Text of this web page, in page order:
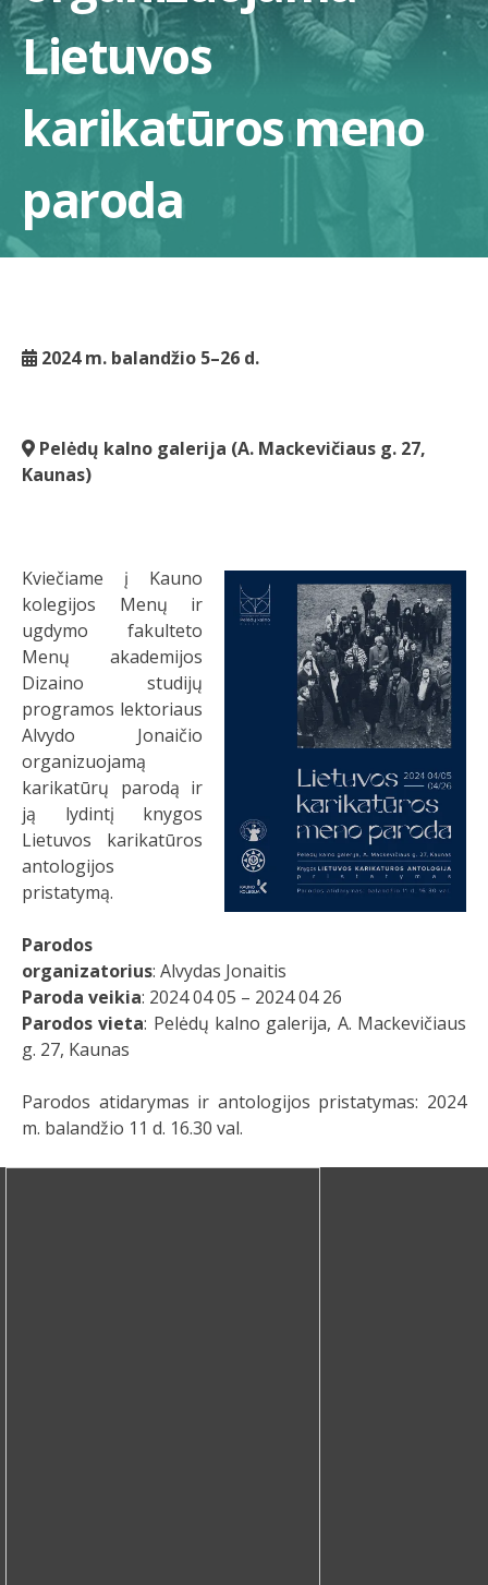
Lietuvos
karikatūros meno
paroda
2024 m. balandžio 5–26 d.
Pelėdų kalno galerija (A. Mackevičiaus g. 27,
Kaunas)
Kviečiame į Kauno
kolegijos Menų ir
ugdymo fakulteto
Menų akademijos
Dizaino studijų
programos lektoriaus
Alvydo Jonaičio
organizuojamą
karikatūrų parodą ir
ją lydintį knygos
Lietuvos karikatūros
antologijos
pristatymą.
Parodos
organizatorius: Alvydas Jonaitis
Paroda veikia: 2024 04 05 – 2024 04 26
Parodos vieta: Pelėdų kalno galerija, A. Mackevičiaus
g. 27, Kaunas
Parodos atidarymas ir antologijos pristatymas: 2024
m. balandžio 11 d. 16.30 val.